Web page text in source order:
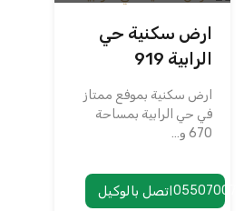
ارض سكنية حي
الرابية 919
ارض سكنية بموفع ممتاز
في حي الرابية بمساحة
670 و…
اتصل بالوكيل